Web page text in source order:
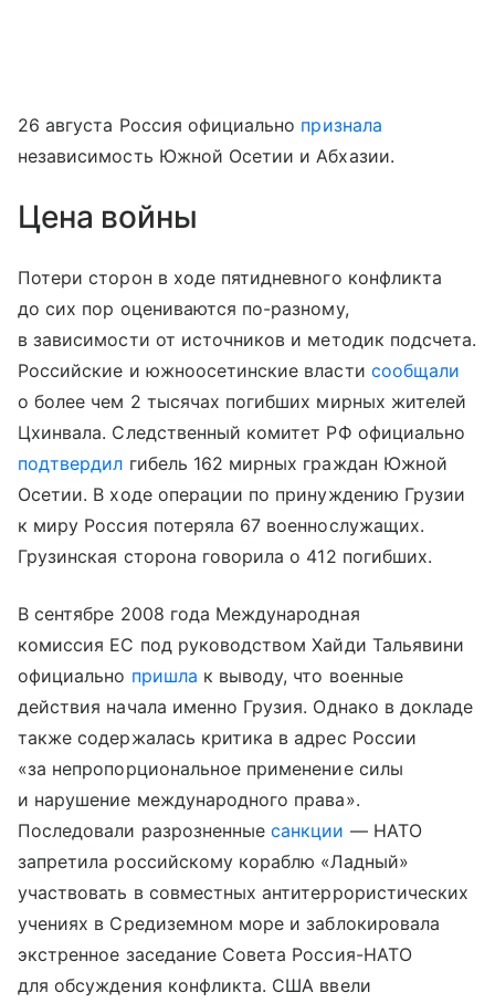
26 августа Россия официально признала
независимость Южной Осетии и Абхазии.
Цена войны
Потери сторон в ходе пятидневного конфликта
до сих пор оцениваются по-разному,
в зависимости от источников и методик подсчета.
Российские и южноосетинские власти сообщали
о более чем 2 тысячах погибших мирных жителей
Цхинвала. Следственный комитет РФ официально
подтвердил гибель 162 мирных граждан Южной
Осетии. В ходе операции по принуждению Грузии
к миру Россия потеряла 67 военнослужащих.
Грузинская сторона говорила о 412 погибших.
В сентябре 2008 года Международная
комиссия ЕС под руководством Хайди Тальявини
официально пришла к выводу, что военные
действия начала именно Грузия. Однако в докладе
также содержалась критика в адрес России
«за непропорциональное применение силы
и нарушение международного права».
Последовали разрозненныесанкции — НАТО
запретила российскому кораблю «Ладный»
участвовать в совместных антитеррористических
учениях в Средиземном море и заблокировала
экстренное заседание Совета Россия-НАТО
для обсуждения конфликта. США ввели